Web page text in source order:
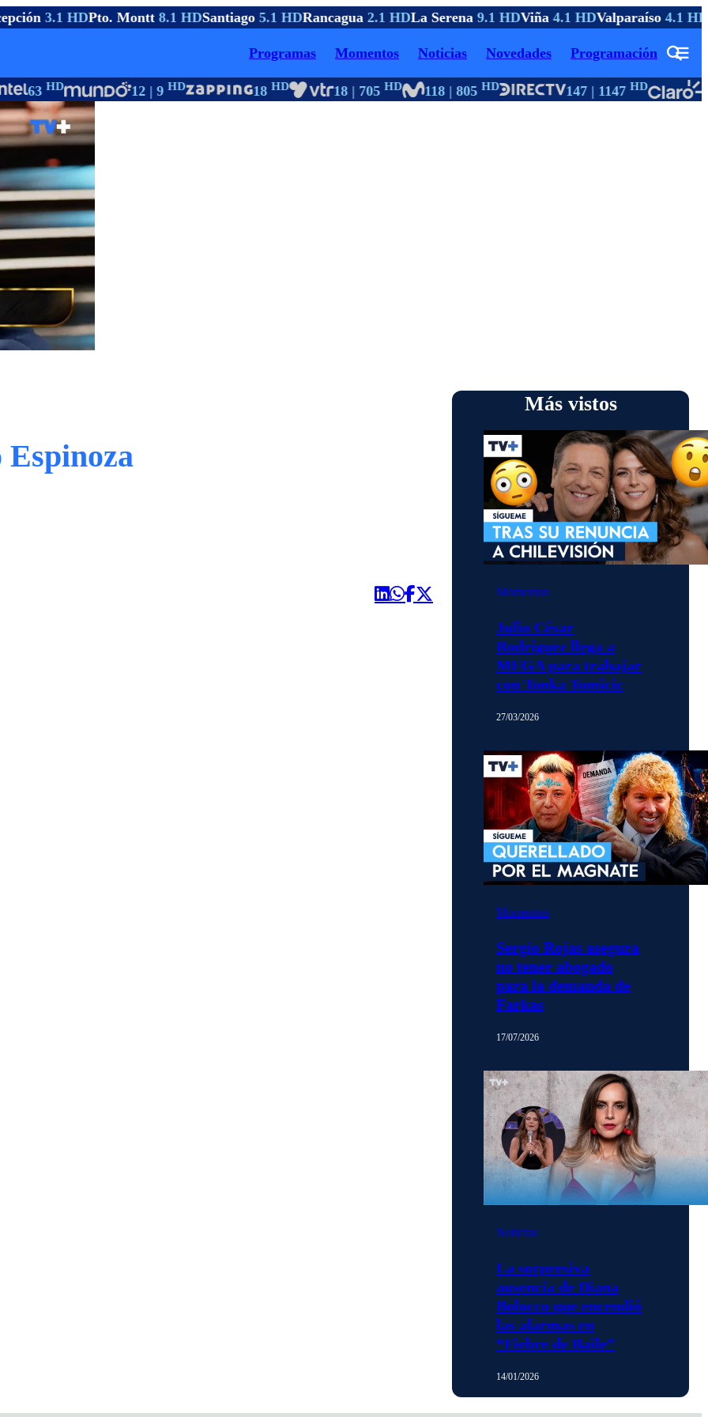
3.1 HDPto. Montt8.1 HDSantiago5.1 HDRancagua2.1 HDLa Serena9.1 HDViña4.1 HDValparaíso4.1 HD
Programas Momentos Noticias Novedades Programación
63HD 12 | 9HD 18HD 18 | 705HD 118 | 805HD 147 | 1147HD
Espinoza
Más vistos
Momentos
Julio César
Rodríguez llega a
MEGA para trabajar
con Tonka Tomicic
27/03/2026
Momentos
Sergio Rojas asegura
no tener abogado
para la demanda de
Farkas
17/07/2026
Noticias
La sorpresiva
ausencia de Diana
Bolocco que encendió
las alarmas en
“Fiebre de Baile”
14/01/2026